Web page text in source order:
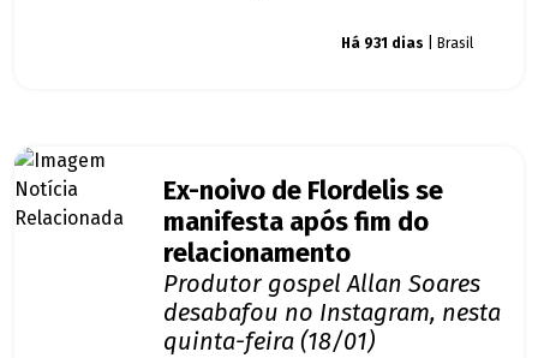
Há 931 dias | Brasil
Ex-noivo de Flordelis se
manifesta após fim do
relacionamento
Produtor gospel Allan Soares
desabafou no Instagram, nesta
quinta-feira (18/01)